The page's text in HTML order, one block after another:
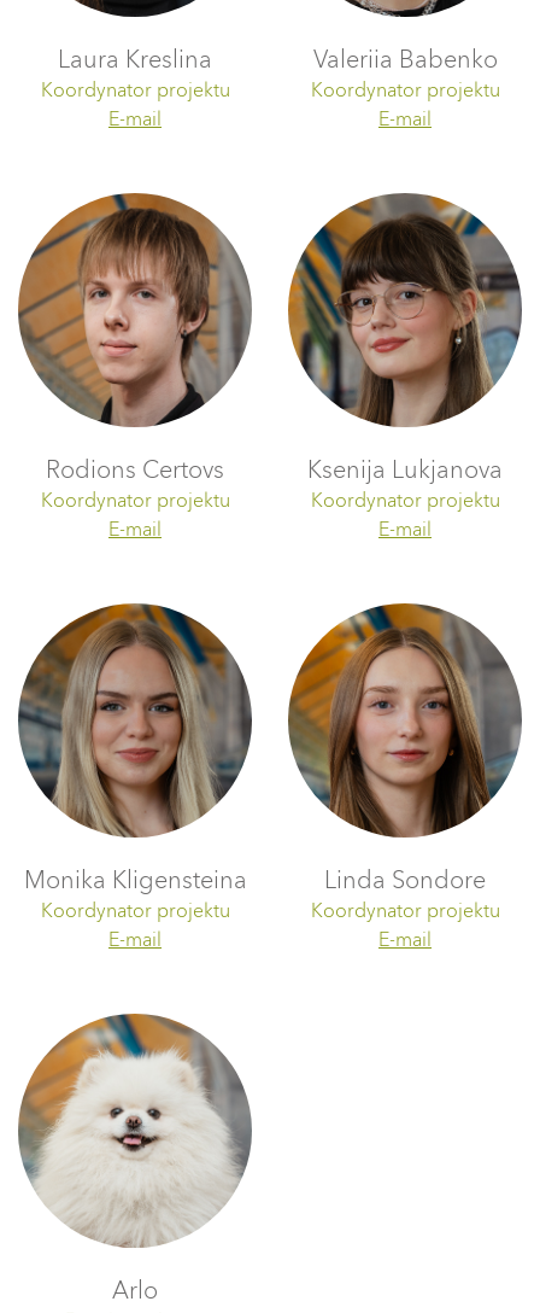
Laura Kreslina
Koordynator projektu
E-mail
Valeriia Babenko
Koordynator projektu
E-mail
Rodions Certovs
Koordynator projektu
E-mail
Ksenija Lukjanova
Koordynator projektu
E-mail
Monika Kligensteina
Koordynator projektu
E-mail
Linda Sondore
Koordynator projektu
E-mail
Arlo